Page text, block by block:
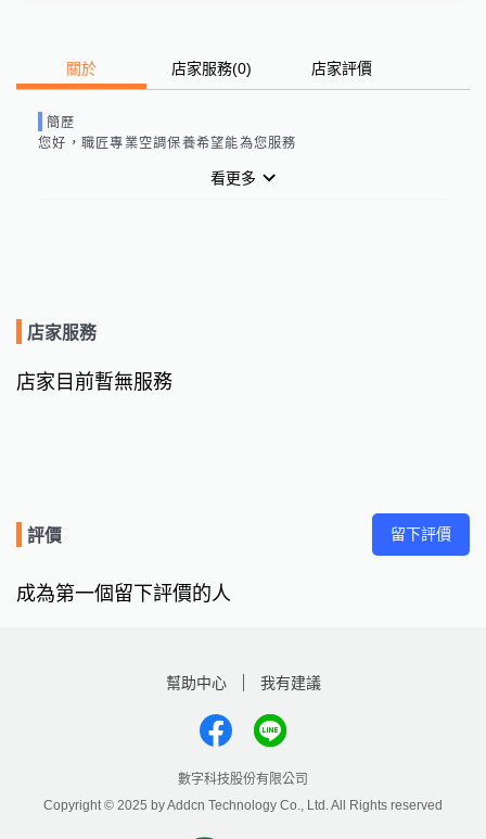
關於 店家服務(0) 店家評價
簡歷
您好，職匠專業空調保養希望能為您服務
看更多
店家服務
店家目前暫無服務
評價 留下評價
成為第一個留下評價的人
幫助中心 我有建議
數字科技股份有限公司
Copyright © 2025 by Addcn Technology Co., Ltd. All Rights reserved